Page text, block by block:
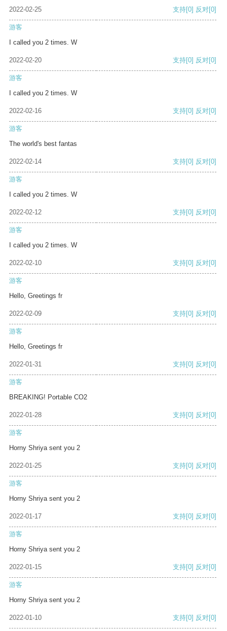
2022-02-25 支持[0] 反对[0]
游客
I called you 2 times. W
2022-02-20 支持[0] 反对[0]
游客
I called you 2 times. W
2022-02-16 支持[0] 反对[0]
游客
The world's best fantas
2022-02-14 支持[0] 反对[0]
游客
I called you 2 times. W
2022-02-12 支持[0] 反对[0]
游客
I called you 2 times. W
2022-02-10 支持[0] 反对[0]
游客
Hello, Greetings fr
2022-02-09 支持[0] 反对[0]
游客
Hello, Greetings fr
2022-01-31 支持[0] 反对[0]
游客
BREAKING! Portable CO2
2022-01-28 支持[0] 反对[0]
游客
Horny Shriya sent you 2
2022-01-25 支持[0] 反对[0]
游客
Horny Shriya sent you 2
2022-01-17 支持[0] 反对[0]
游客
Horny Shriya sent you 2
2022-01-15 支持[0] 反对[0]
游客
Horny Shriya sent you 2
2022-01-10 支持[0] 反对[0]